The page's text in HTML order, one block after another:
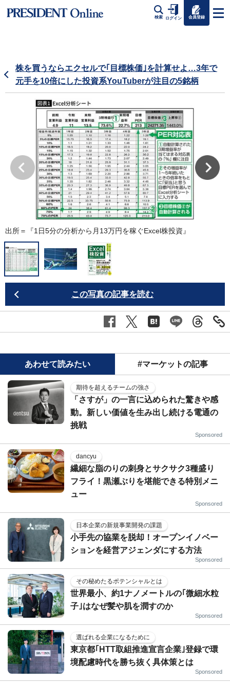
検索 ログイン 会員登録
株を買うならエクセルで｢目標株価｣を計算せよ…3年で
元手を10倍にした投資系YouTuberが注目の5銘柄
出所＝『1日5分の分析から月13万円を稼ぐExcel株投資 』
この写真の記事を読む
あわせて読みたい #マーケットの記事
期待を超えるチームの強さ
「さすが」の一言に込められた驚きや感
動。新しい価値を生み出し続ける電通の
挑戦
Sponsored
dancyu
繊細な脂のりの刺身とサクサク3種盛り
フライ！黒瀬ぶりを堪能できる特別メニ
ュー
Sponsored
日本企業の新規事業開発の課題
小手先の協業を脱却！オープンイノベー
ションを経営アジェンダにする方法
Sponsored
その秘めたるポテンシャルとは
世界最小、約1ナノメートルの｢微細水粒
子｣はなぜ髪や肌を潤すのか
Sponsored
選ばれる企業になるために
東京都｢HTT取組推進宣言企業｣登録で環
境配慮時代を勝ち抜く具体策とは
Sponsored